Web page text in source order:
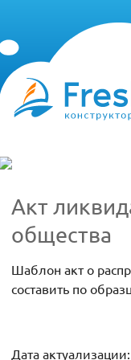
Акт
общества
Шаблон акт о
составить по
Дата